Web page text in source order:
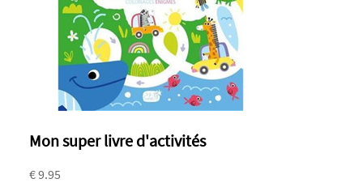
Mon super livre d'activités
€ 9.95